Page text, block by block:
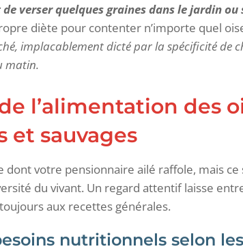
verser quelques graines dans le jardin ou
diète pour contenter n’importe quel
implacablement dicté par la spécificité de
matin.
l’alimentation des
et sauvages
dont votre pensionnaire ailé raffole, mais
du vivant. Un regard attentif laisse
aux recettes générales.
nutritionnels selon